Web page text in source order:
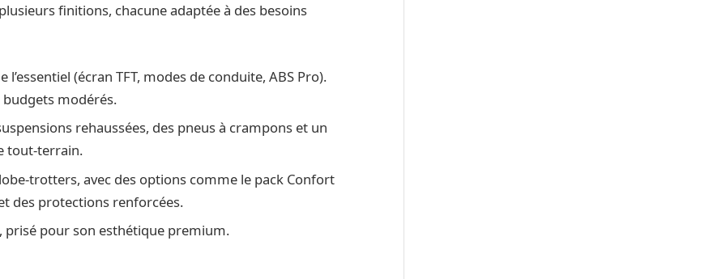
finitions, chacune adaptée à des besoins
(écran TFT, modes de conduite, ABS Pro).
budgets modérés.
rehaussées, des pneus à crampons et un
tout-terrain.
trotters, avec des options comme le pack Confort
des protections renforcées.
prisé pour son esthétique premium.